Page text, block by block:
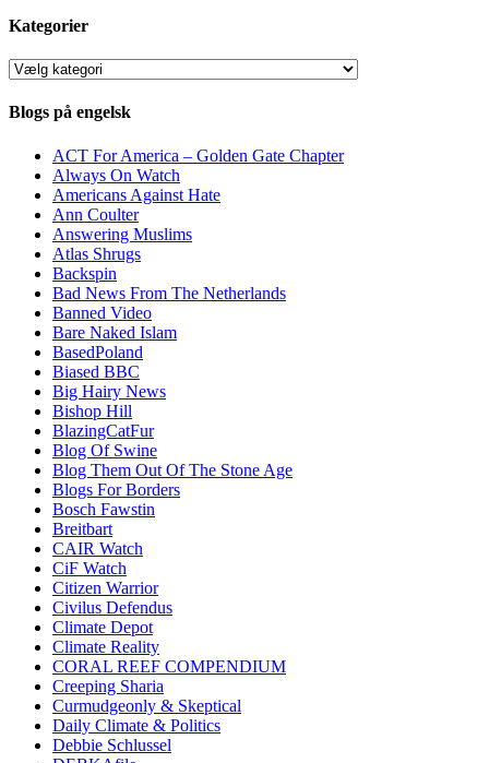
Kategorier
Kategorier
Blogs på engelsk
ACT For America – Golden Gate Chapter
Always On Watch
Americans Against Hate
Ann Coulter
Answering Muslims
Atlas Shrugs
Backspin
Bad News From The Netherlands
Banned Video
Bare Naked Islam
BasedPoland
Biased BBC
Big Hairy News
Bishop Hill
BlazingCatFur
Blog Of Swine
Blog Them Out Of The Stone Age
Blogs For Borders
Bosch Fawstin
Breitbart
CAIR Watch
CiF Watch
Citizen Warrior
Civilus Defendus
Climate Depot
Climate Reality
CORAL REEF COMPENDIUM
Creeping Sharia
Curmudgeonly & Skeptical
Daily Climate & Politics
Debbie Schlussel